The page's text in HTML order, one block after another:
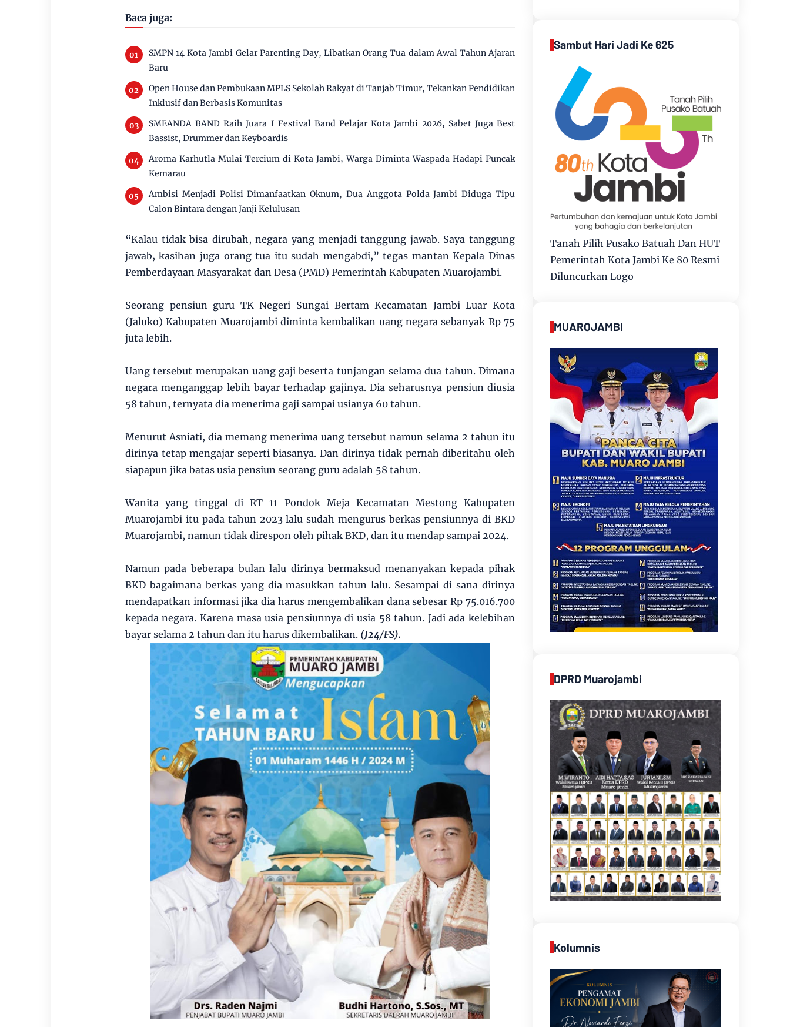
Baca juga:
SMPN 14 Kota Jambi Gelar Parenting Day, Libatkan Orang Tua dalam Awal Tahun Ajaran
Baru
Open House dan Pembukaan MPLS Sekolah Rakyat di Tanjab Timur, Tekankan Pendidikan
Inklusif dan Berbasis Komunitas
SMEANDA BAND Raih Juara I Festival Band Pelajar Kota Jambi 2026, Sabet Juga Best
Bassist, Drummer dan Keyboardis
Aroma Karhutla Mulai Tercium di Kota Jambi, Warga Diminta Waspada Hadapi Puncak
Kemarau
Ambisi Menjadi Polisi Dimanfaatkan Oknum, Dua Anggota Polda Jambi Diduga Tipu
Calon Bintara dengan Janji Kelulusan
“Kalau tidak bisa dirubah, negara yang menjadi tanggung jawab. Saya tanggung
jawab, kasihan juga orang tua itu sudah mengabdi,” tegas mantan Kepala Dinas
Pemberdayaan Masyarakat dan Desa (PMD) Pemerintah Kabupaten Muarojambi.
Seorang pensiun guru TK Negeri Sungai Bertam Kecamatan Jambi Luar Kota
(Jaluko) Kabupaten Muarojambi diminta kembalikan uang negara sebanyak Rp 75
juta lebih.
Uang tersebut merupakan uang gaji beserta tunjangan selama dua tahun. Dimana
negara menganggap lebih bayar terhadap gajinya. Dia seharusnya pensiun diusia
58 tahun, ternyata dia menerima gaji sampai usianya 60 tahun.
Menurut Asniati, dia memang menerima uang tersebut namun selama 2 tahun itu
dirinya tetap mengajar seperti biasanya. Dan dirinya tidak pernah diberitahu oleh
siapapun jika batas usia pensiun seorang guru adalah 58 tahun.
Wanita yang tinggal di RT 11 Pondok Meja Kecamatan Mestong Kabupaten
Muarojambi itu pada tahun 2023 lalu sudah mengurus berkas pensiunnya di BKD
Muarojambi, namun tidak direspon oleh pihak BKD, dan itu mendap sampai 2024.
Namun pada beberapa bulan lalu dirinya bermaksud menanyakan kepada pihak
BKD bagaimana berkas yang dia masukkan tahun lalu. Sesampai di sana dirinya
mendapatkan informasi jika dia harus mengembalikan dana sebesar Rp 75.016.700
kepada negara. Karena masa usia pensiunnya di usia 58 tahun. Jadi ada kelebihan
bayar selama 2 tahun dan itu harus dikembalikan.(J24/FS).
Sambut Hari Jadi Ke 625
Tanah Pilih Pusako Batuah Dan HUT
Pemerintah Kota Jambi Ke 80 Resmi
Diluncurkan Logo
MUAROJAMBI
DPRD Muarojambi
Kolumnis